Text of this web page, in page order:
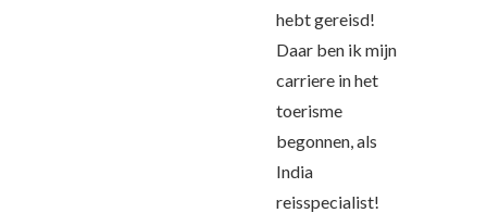
hebt gereisd!
Daar ben ik mijn
carriere in het
toerisme
begonnen, als
India
reisspecialist!